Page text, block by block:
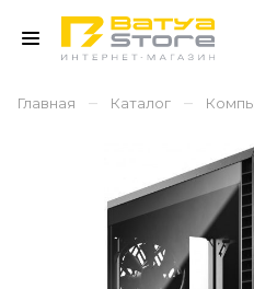
Главная – Каталог –